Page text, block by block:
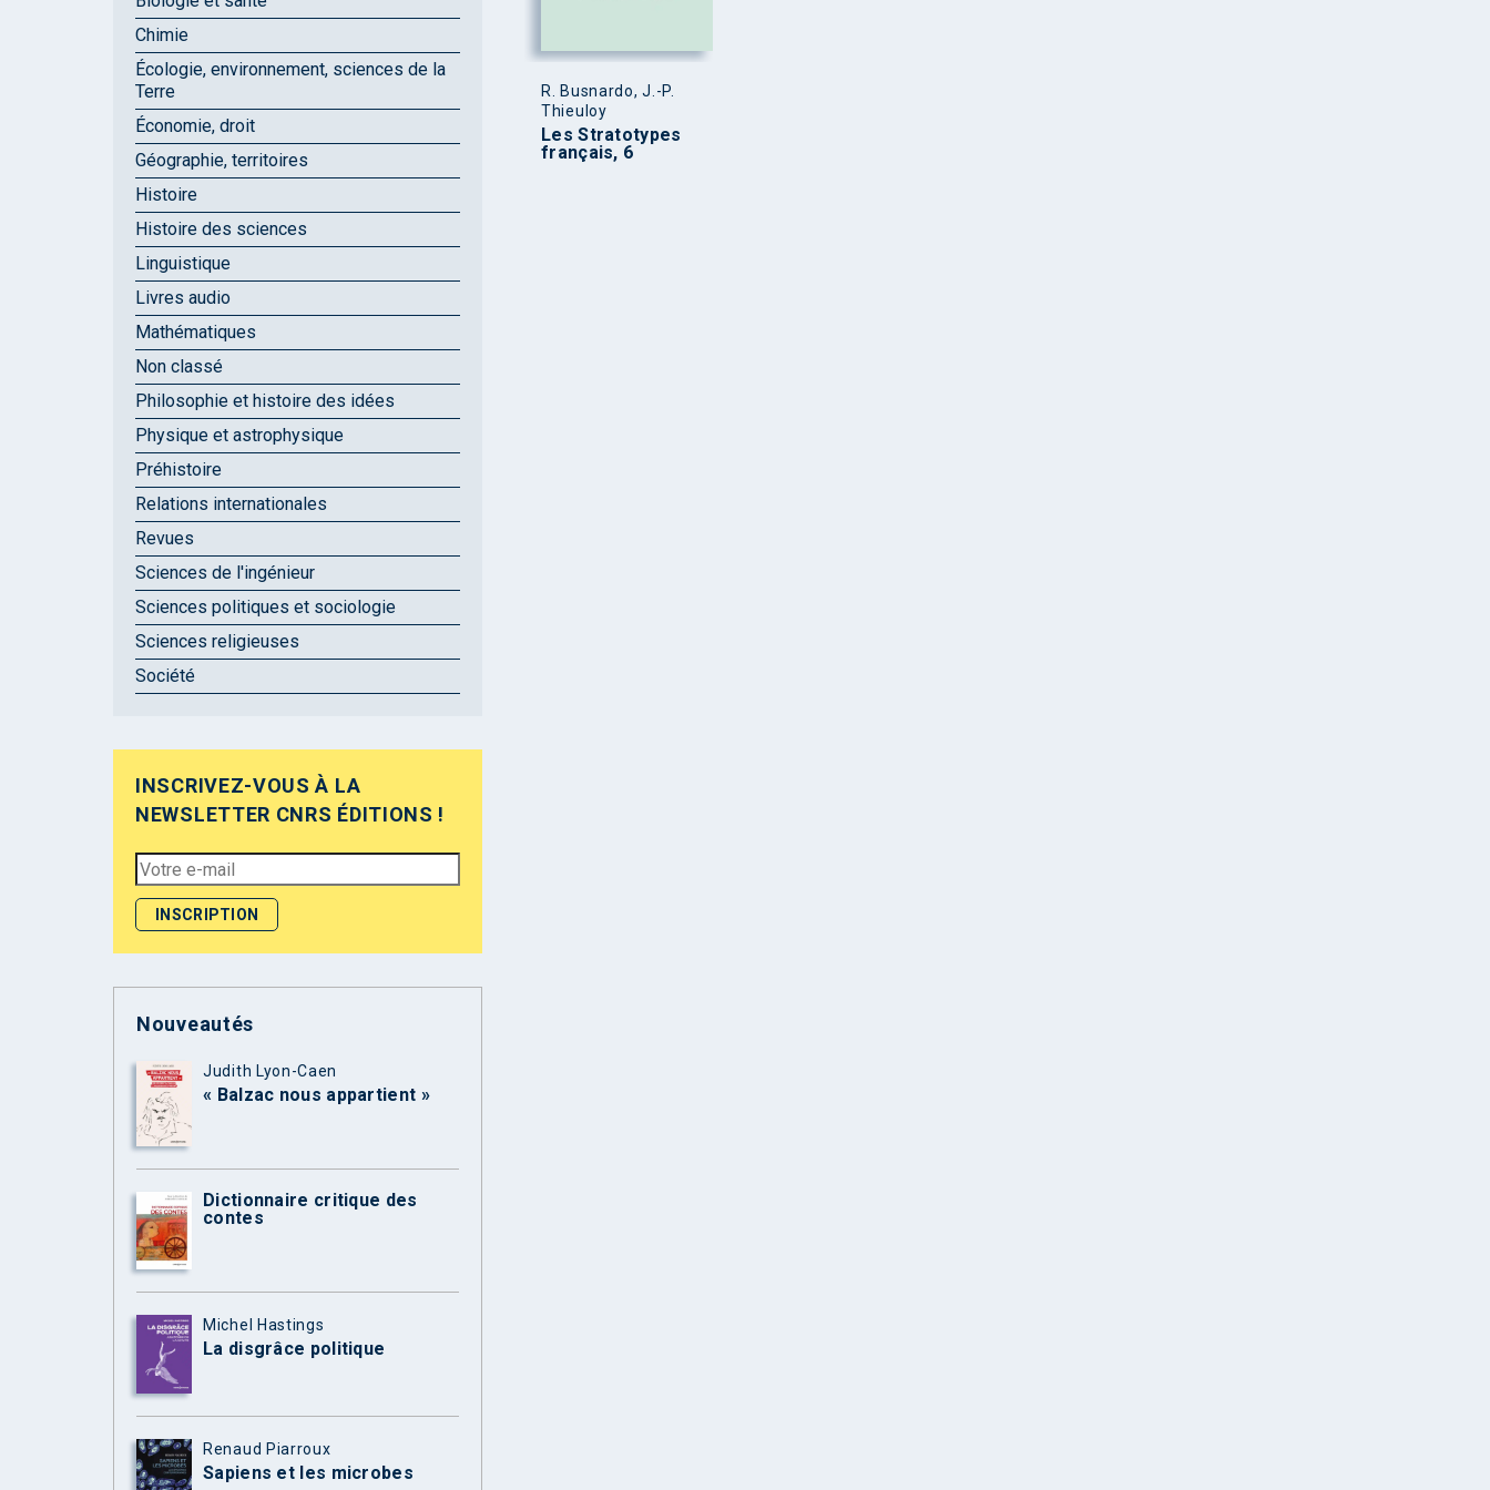
R. Busnardo, J.-P.
Thieuloy
Les Stratotypes
français, 6
Chimie
Écologie, environnement, sciences de la
Terre
Économie, droit
Géographie, territoires
Histoire
Histoire des sciences
Linguistique
Livres audio
Mathématiques
Non classé
Philosophie et histoire des idées
Physique et astrophysique
Préhistoire
Relations internationales
Revues
Sciences de l'ingénieur
Sciences politiques et sociologie
Sciences religieuses
Société
INSCRIVEZ-VOUS À LA
NEWSLETTER CNRS ÉDITIONS !
Nouveautés
Judith Lyon-Caen
« Balzac nous appartient »
Dictionnaire critique des
contes
Michel Hastings
La disgrâce politique
Renaud Piarroux
Sapiens et les microbes